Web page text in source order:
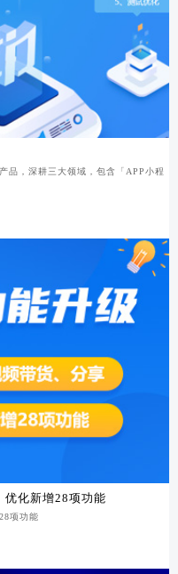
品，深耕三大领域，包含「APP小程
优化新增28项功能
项功能